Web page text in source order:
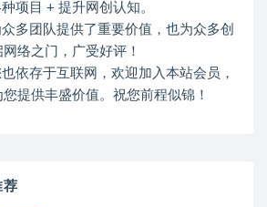
项目 + 提升网创认知。
多团队提供了重要价值，也为众多创
络之门，广受好评！
依存于互联网，欢迎加入本站会员，
提供丰盛价值。祝您前程似锦！
荐